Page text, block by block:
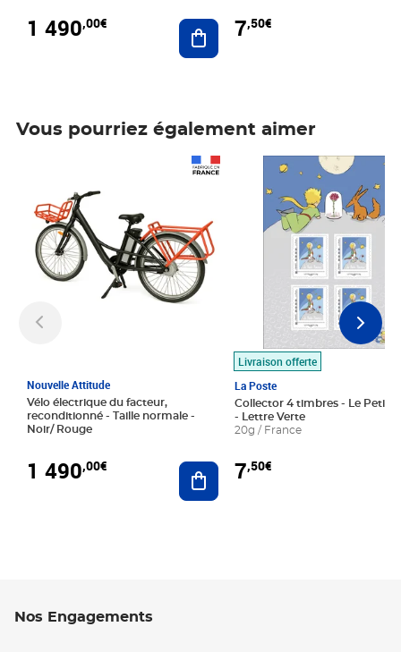
1 490,00€ Ajouter au panier
7,50€
Vous pourriez également aimer
Nouvelle Attitude
Vélo électrique du facteur,
reconditionné - Taille normale -
Noir/ Rouge
1 490,00€ Ajouter au panier
Livraison offerte
La Poste
Collector 4 timbres - Le Petit
- Lettre Verte
20g / France
7,50€
Prix 7,50€
Nos Engagements